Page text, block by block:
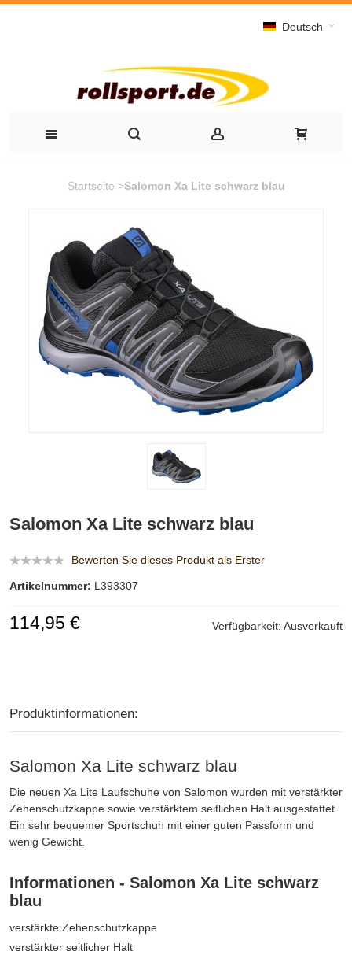
Deutsch
Startseite >Salomon Xa Lite schwarz blau
Salomon Xa Lite schwarz blau
Bewerten Sie dieses Produkt als Erster
Artikelnummer: L393307
Verfügbarkeit: Ausverkauft
114,95 €
Produktinformationen:
Salomon Xa Lite schwarz blau
Die neuen Xa Lite Laufschuhe von Salomon wurden mit verstärkter
Zehenschutzkappe sowie verstärktem seitlichen Halt ausgestattet.
Ein sehr bequemer Sportschuh mit einer guten Passform und
wenig Gewicht.
Informationen - Salomon Xa Lite schwarz
blau
verstärkte Zehenschutzkappe
verstärkter seitlicher Halt